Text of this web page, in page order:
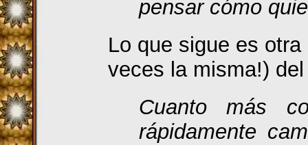
pensar cómo
Lo que sigue es
veces la misma!)
Cuanto más
rápidamente